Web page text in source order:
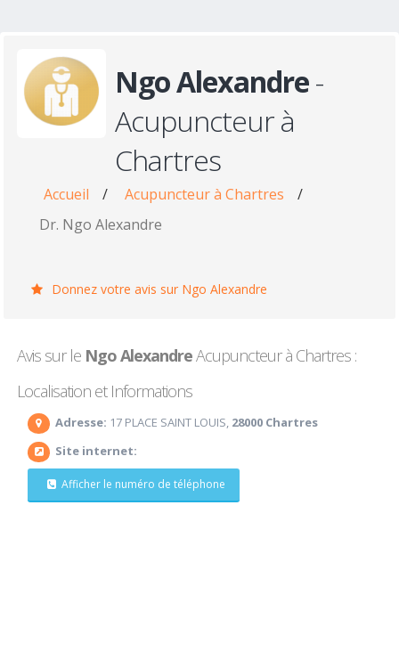
Ngo Alexandre-
Acupuncteur à
Chartres
Accueil / Acupuncteur à Chartres
/
Dr. Ngo Alexandre
Donnez votre avis sur Ngo Alexandre
Avis sur le Ngo AlexandreAcupuncteur à Chartres :
Localisation et Informations
Adresse: 17 PLACE SAINT LOUIS, 28000 Chartres
Site internet:
Afficher le numéro de téléphone